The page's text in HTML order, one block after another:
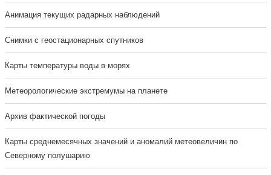
Анимация текущих радарных наблюдений
Cнимки с геостационарных спутников
Карты температуры воды в морях
Метеорологические экстремумы на планете
Архив фактической погоды
Карты среднемесячных значений и аномалий метеовеличин по
Северному полушарию